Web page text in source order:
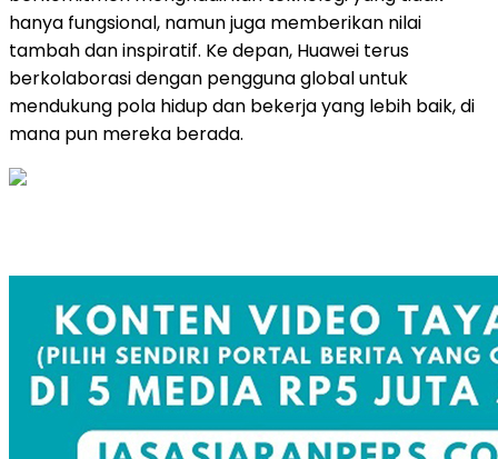
hanya fungsional, namun juga memberikan nilai
tambah dan inspiratif. Ke depan, Huawei terus
berkolaborasi dengan pengguna global untuk
mendukung pola hidup dan bekerja yang lebih baik, di
mana pun mereka berada.